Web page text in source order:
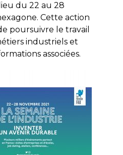
du 22 au 28
Cette action
poursuivre le travail
industriels et
associées.